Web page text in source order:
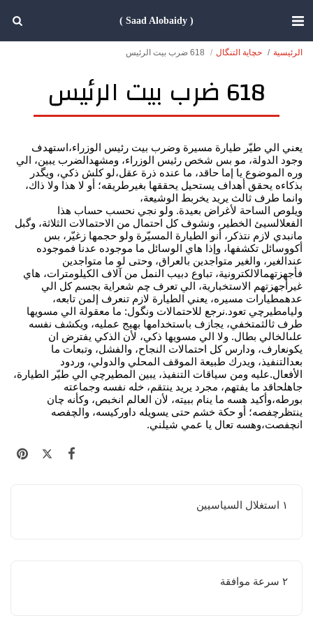
( Saad Alobaidy )
الرئيسية حچاية التنگال 618 ضرب بيت الرئيس
618 ضرب بيت الرئيس
يعني الي طيّر طيارة مسيرة وضرب بيت رئيس الوزراء،استهدف
وجود الدولة، مو بس شخص رئيس الوزراء، ومشهدالضرب يبين، الي
وره الموضوع يا إما حاقد، ما عنده ذرة عقل،لو كلش ذكي، ويگدر
بذكاءه يحقق أهداف يستحيل يحققها بغيرطريقه؛ أو لا هذا ولا ذاك،
وانما طرف ثالث يريد يخربط الوشيعة،
ويلوص الساحة لأغراض بعيدة. ولو نجي نحسب حساب هذا
الفعلالسيئ الخطير، ونشوف كل احتمال من الاحتمالات الثلاثة، وگبل
مانبدي لازم نتذكر، أنو الطيارة المسيّرة ولو حجمها زغيّر، بس
أكووسائل تكشفها، وإذا هاي الوسائل ما موجوده عدنا فموجوده
عندالغير، والغير متواجدين بالعراق، وحتى لو ما متواجدين
فأجهزتهمالالكترونية، تباوع دبيب النمل من آلاف الكيلومترات، هاي
غيرأجهزتهم الاستخبارية، الي تعرف چم شعراية بجسم كل الي
عدهمطيارات مسيره، يعني الطيارة لازم تنعرف إلمن تابعه،
وليامطيرچي تعود.نرجع للاحتمالات ونگول: ما معقولة الي مسويها
طرف ثالثمتخفي، يجازف باستخدامها بهيج عمليه، ويكشف نفسه
علىالخالي بطال. ولا الي مسويها ذكي، لأن الذكي يفترض ان
يكونعارف، ودارس كل احتمالات النجاح، والفشل، وتبعات ما
بعدالتنفيذ، ويدرك طبيعة الموقف المحلي والدولي، وردود
الأفعال.عليه ومن سياقات التنفيذ، يبين المطيرچي الي طيّر الطيارة،
جاهلحاقد ما يفتهم، مجرد يريد ينتقم، خله نفسه وجماعته
بورطه،وأكيد هسه ما ينام ببيته، لأن العالم انخبص، وكأنه چان
ينتظرچفصه؛ أو حكة خشم حتى يسويله داوركيسه، والچفصه
انچفصت،وهسه تعال يا عمي شيلني.
١ استغلال السياسيين
٢ سرعة موافقة